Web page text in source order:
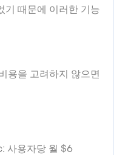
기 때문에 이러한 기능
용을 고려하지 않으면
사용자당 월 $6